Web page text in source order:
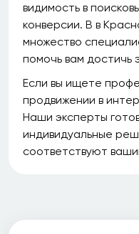
видимость в
конверсии. В в
множество
помочь вам достичь
Если вы ищете
продвижении в
Наши эксперты
индивидуальные
соответствуют